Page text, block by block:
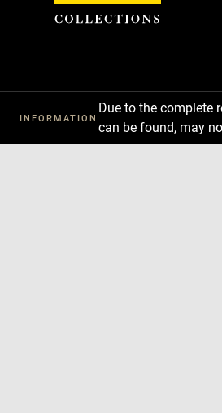
INFORMATION
Due to the complete
can be found, may
Cookies management panel